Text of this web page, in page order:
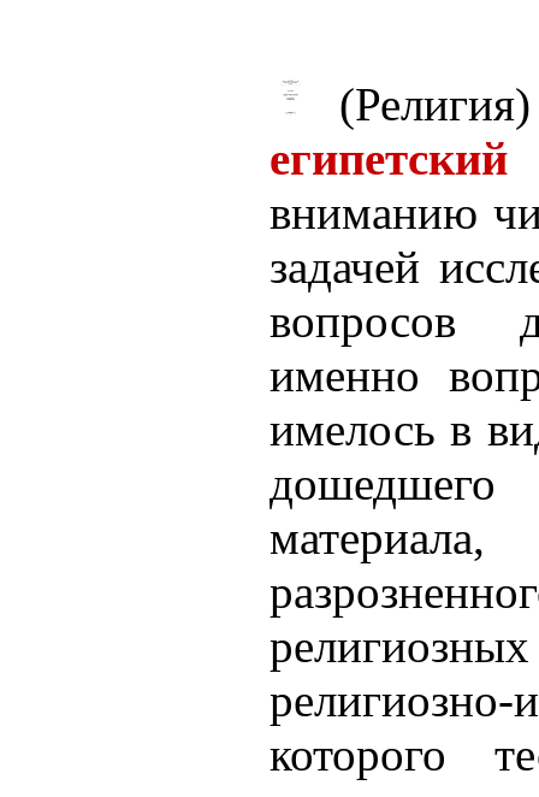
вниманию
задачей
вопросов
именно
имелось в
которого